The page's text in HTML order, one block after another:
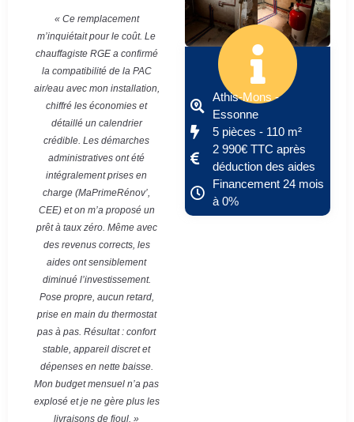
« Ce remplacement
m’inquiétait pour le coût. Le
chauffagiste RGE a confirmé
la compatibilité de la PAC
air/eau avec mon installation,
chiffré les économies et
détaillé un calendrier
crédible. Les démarches
administratives ont été
intégralement prises en
charge (MaPrimeRénov’,
CEE) et on m’a proposé un
prêt à taux zéro. Même avec
des revenus corrects, les
aides ont sensiblement
diminué l’investissement.
Pose propre, aucun retard,
prise en main du thermostat
pas à pas. Résultat : confort
stable, appareil discret et
dépenses en nette baisse.
Mon budget mensuel n’a pas
explosé et je ne gère plus les
livraisons de fioul. »
Athis-Mons -
Essonne
5 pièces - 110 m²
2 990€ TTC après
déduction des aides
Financement 24 mois
à 0%